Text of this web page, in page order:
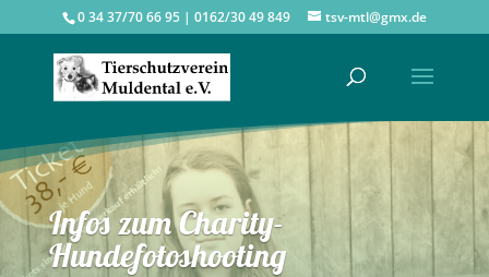
0 34 37/70 66 95 | 0162/30 49 849 tsv-mtl@gmx.de
Infos zum Charity-
Hundefotoshooting